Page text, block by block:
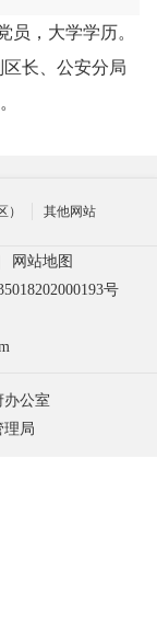
员，大学学历。
长、公安分局
） 其他网站
网站地图
号
办公室
理局